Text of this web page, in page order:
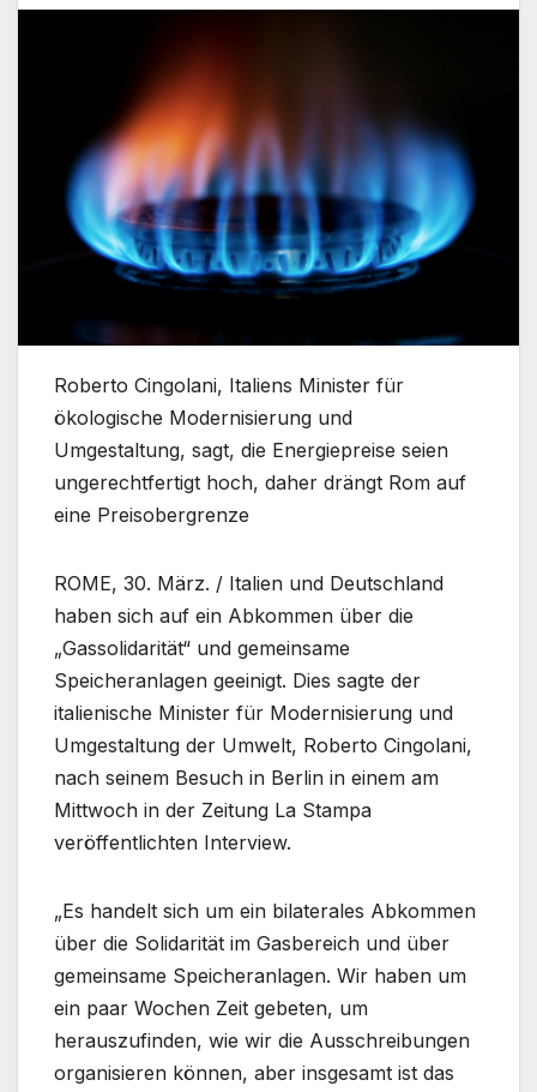
Roberto Cingolani, Italiens Minister für
ökologische Modernisierung und
Umgestaltung, sagt, die Energiepreise seien
ungerechtfertigt hoch, daher drängt Rom auf
eine Preisobergrenze
ROME, 30. März. / Italien und Deutschland
haben sich auf ein Abkommen über die
„Gassolidarität“ und gemeinsame
Speicheranlagen geeinigt. Dies sagte der
italienische Minister für Modernisierung und
Umgestaltung der Umwelt, Roberto Cingolani,
nach seinem Besuch in Berlin in einem am
Mittwoch in der Zeitung La Stampa
veröffentlichten Interview.
„Es handelt sich um ein bilaterales Abkommen
über die Solidarität im Gasbereich und über
gemeinsame Speicheranlagen. Wir haben um
ein paar Wochen Zeit gebeten, um
herauszufinden, wie wir die Ausschreibungen
organisieren können, aber insgesamt ist das